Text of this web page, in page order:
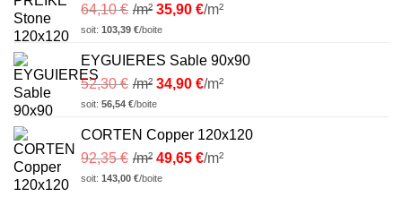
64,10€ /m² 35,90 €/m²
soit: 103,39 €/boite
EYGUIERES Sable 90x90
52,30€ /m² 34,90 €/m²
soit: 56,54 €/boite
CORTEN Copper 120x120
92,35€ /m² 49,65 €/m²
soit: 143,00 €/boite